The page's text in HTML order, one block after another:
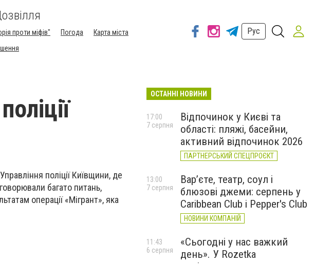
проти міфів" Погода
Карта міста
Рус
поліції Київщини, де
багато питань,
операції «Мігрант», яка
ОСТАННІ НОВИНИ
Відпочинок у Києві та
області: пляжі, басейни,
активний відпочинок 2026
ПАРТНЕРСЬКИЙ СПЕЦПРОЄКТ
17:00
7 серпня
Вар’єте, театр, соул і
блюзові джеми: серпень у
Caribbean Club і Pepper's Club
НОВИНИ КОМПАНІЙ
13:00
7 серпня
«Сьогодні у нас важкий
день». У Rozetka
11:43
6 серпня